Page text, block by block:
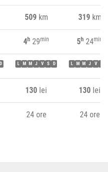
509km 319km
4h 29min 5h 24min
D L M M J V S D L M M J V
130 lei 130 lei
24 ore 24 ore